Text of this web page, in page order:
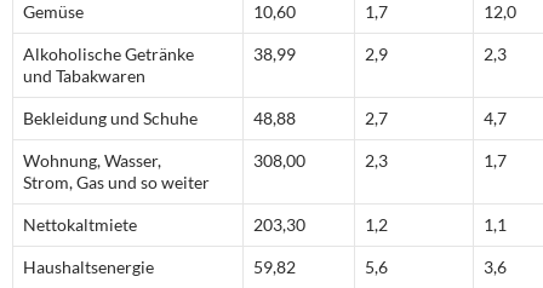
Gemüse 10,60 1,7 12,0
Alkoholische Getränke
und Tabakwaren
38,99 2,9 2,3
Bekleidung und Schuhe 48,88 2,7 4,7
Wohnung, Wasser,
Strom, Gas und so weiter
308,00 2,3 1,7
Nettokaltmiete 203,30 1,2 1,1
Haushaltsenergie 59,82 5,6 3,6